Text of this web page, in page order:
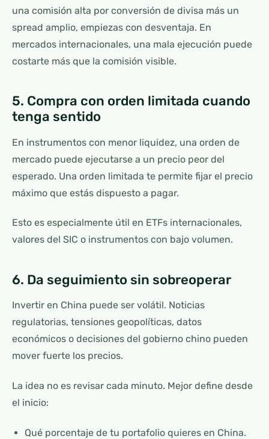
una comisión alta por conversión de divisa más un
spread amplio, empiezas con desventaja. En
mercados internacionales, una mala ejecución puede
costarte más que la comisión visible.
5. Compra con orden limitada cuando
tenga sentido
En instrumentos con menor liquidez, una orden de
mercado puede ejecutarse a un precio peor del
esperado. Una orden limitada te permite fijar el precio
máximo que estás dispuesto a pagar.
Esto es especialmente útil en ETFs internacionales,
valores del SIC o instrumentos con bajo volumen.
6. Da seguimiento sin sobreoperar
Invertir en China puede ser volátil. Noticias
regulatorias, tensiones geopolíticas, datos
económicos o decisiones del gobierno chino pueden
mover fuerte los precios.
La idea no es revisar cada minuto. Mejor define desde
el inicio:
Qué porcentaje de tu portafolio quieres en China.